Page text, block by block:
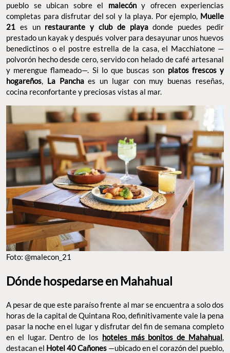
pueblo se ubican sobre el malecóny ofrecen experiencias
completas para disfrutar del sol y la playa. Por ejemplo, Muelle
21 es un restaurante y club de playadonde puedes pedir
prestado un kayak y después volver para desayunar unos huevos
benedictinos o el postre estrella de la casa, el Macchiatone —
polvorón hecho desde cero, servido con helado de café artesanal
y merengue flameado—. Si lo que buscas son platos frescos y
hogareños, La Panchaes un lugar con muy buenas reseñas,
cocina reconfortante y preciosas vistas al mar.
Foto: @malecon_21
Dónde hospedarse en Mahahual
A pesar de que este paraíso frente al mar se encuentra a solo dos
horas de la capital de Quintana Roo, definitivamente vale la pena
pasar la noche en el lugar y disfrutar del fin de semana completo
en el lugar. Dentro de los hoteles más bonitos de Mahahual,
destacan el Hotel 40 Cañones —ubicado en el corazón del pueblo,